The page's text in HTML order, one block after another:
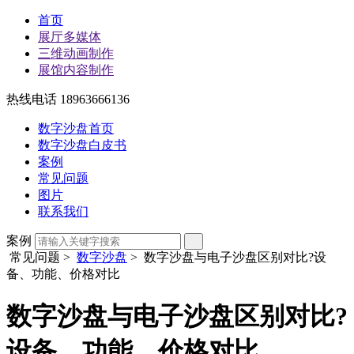
首页
展厅多媒体
三维动画制作
展馆内容制作
热线电话 18963666136
数字沙盘首页
数字沙盘白皮书
案例
常见问题
图片
联系我们
案例
常见问题 > 数字沙盘 > 数字沙盘与电子沙盘区别对比?设
备、功能、价格对比
数字沙盘与电子沙盘区别对比?